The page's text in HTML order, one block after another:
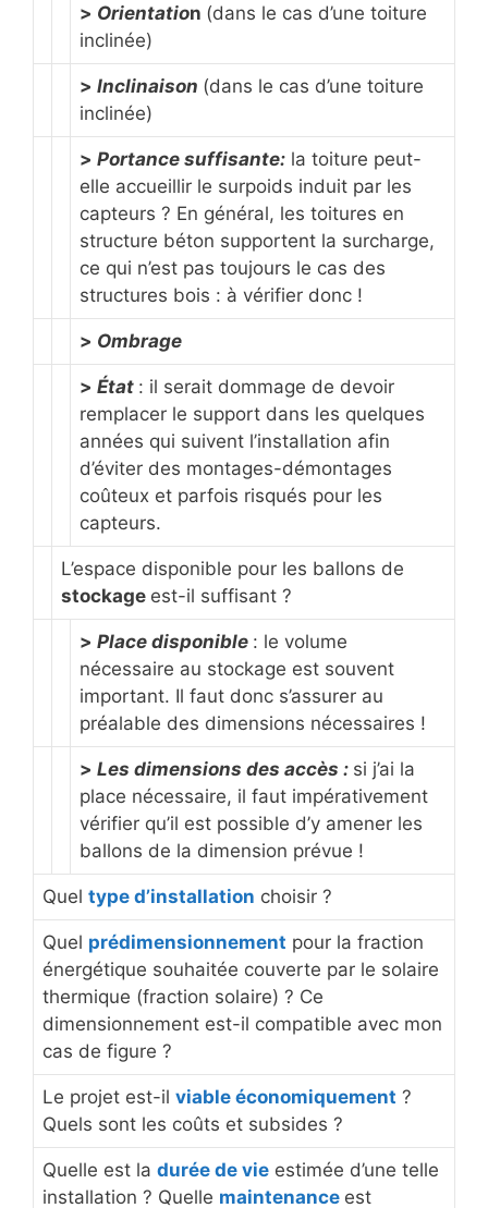
> Orientation (dans le cas d’une toiture
inclinée)
> Inclinaison (dans le cas d’une toiture
inclinée)
> Portance suffisante: la toiture peut-
elle accueillir le surpoids induit par les
capteurs ? En général, les toitures en
structure béton supportent la surcharge,
ce qui n’est pas toujours le cas des
structures bois : à vérifier donc !
> Ombrage
> État : il serait dommage de devoir
remplacer le support dans les quelques
années qui suivent l’installation afin
d’éviter des montages-démontages
coûteux et parfois risqués pour les
capteurs.
L’espace disponible pour les ballons de
stockage est-il suffisant ?
> Place disponible : le volume
nécessaire au stockage est souvent
important. Il faut donc s’assurer au
préalable des dimensions nécessaires !
> Les dimensions des accès : si j’ai la
place nécessaire, il faut impérativement
vérifier qu’il est possible d’y amener les
ballons de la dimension prévue !
Quel type d’installation choisir ?
Quel prédimensionnement pour la fraction
énergétique souhaitée couverte par le solaire
thermique (fraction solaire) ? Ce
dimensionnement est-il compatible avec mon
cas de figure ?
Le projet est-il viable économiquement ?
Quels sont les coûts et subsides ?
Quelle est la durée de vie estimée d’une telle
installation ? Quelle maintenance est